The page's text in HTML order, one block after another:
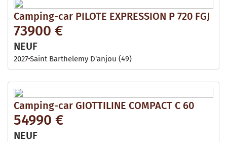
Camping-car PILOTE EXPRESSION P 720 FGJ
73900 €
NEUF
2027Saint Barthelemy D'anjou (49)
Camping-car GIOTTILINE COMPACT C 60
54990 €
NEUF